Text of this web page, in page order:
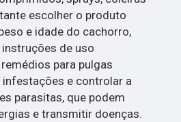
escolher o produto
e idade do cachorro,
de uso
para pulgas
infestações e controlar a
parasitas, que podem
e transmitir doenças.